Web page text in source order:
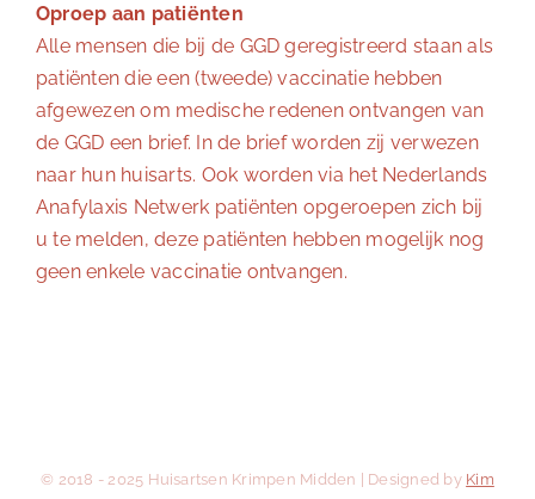
Oproep aan patiënten
Alle mensen die bij de GGD geregistreerd staan als
patiënten die een (tweede) vaccinatie hebben
afgewezen om medische redenen ontvangen van
de GGD een brief. In de brief worden zij verwezen
naar hun huisarts. Ook worden via het Nederlands
Anafylaxis Netwerk patiënten opgeroepen zich bij
u te melden, deze patiënten hebben mogelijk nog
geen enkele vaccinatie ontvangen.
© 2018 - 2025 Huisartsen Krimpen Midden | Designed by Kim